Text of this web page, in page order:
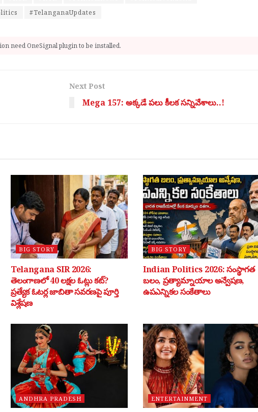
#TelanganaUpdates
need OneSignal plugin to be installed.
Next Post
Mega 157: అక్కడే ప‌లు కీల‌క స‌న్నివేశాలు..!
BIG STORY
Telangana SIR 2026:
తెలంగాణలో 40 లక్షల ఓట్లు కట్?
ప్రత్యేక ఓటర్ల జాబితా సవరణపై పూర్తి
విశ్లేషణ
BIG STORY
Indian Politics 2026: సంస్థాగత
బలం, ప్రత్యామ్నాయాల అన్వేషణ,
ఉపఎన్నికల సంకేతాలు
ANDHRA PRADESH ENTERTAINMENT